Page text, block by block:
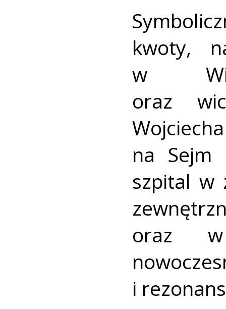
kwoty,
w
oraz
na Sejm
szpital w
oraz w
i